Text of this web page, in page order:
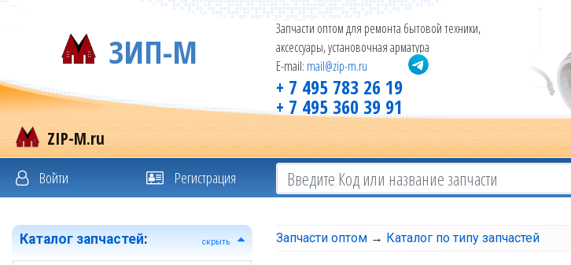
ЗИП-М
Запчасти оптом для ремонта бытовой техники,
аксессуары, установочная арматура
E-mail: mail@zip-m.ru
+ 7 495 783 26 19
+ 7 495 360 39 91
ZIP-M.ru
Войти Регистрация
Каталог запчастей: скрыть Запчасти оптом → Каталог по типу запчастей